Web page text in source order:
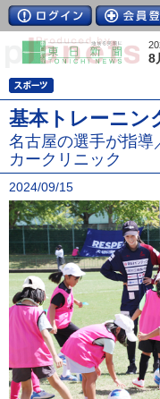
8
基本トレーニン
名古屋の選手が指導
カークリニック
2024/09/15